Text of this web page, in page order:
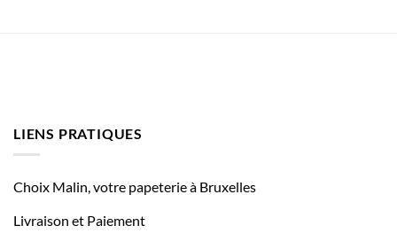
LIENS PRATIQUES
Choix Malin, votre papeterie à Bruxelles
Livraison et Paiement